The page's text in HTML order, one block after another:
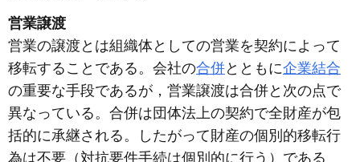
営業譲渡
営業の譲渡とは組織体としての営業を契約によって
移転することである。会社の合併とともに企業結合
の重要な手段であるが，営業譲渡は合併と次の点で
異なっている。合併は団体法上の契約で全財産が包
括的に承継される。したがって財産の個別的移転行
為は不要（対抗要件手続は個別的に行う）である